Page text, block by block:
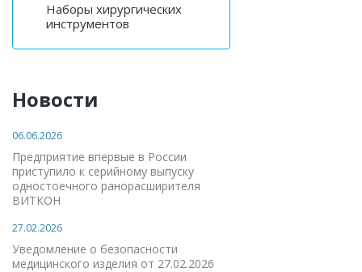
Наборы хирургических
инструментов
Новости
06.06.2026
Предприятие впервые в России
приступило к серийному выпуску
одностоечного ранорасширителя
ВИТКОН
27.02.2026
Уведомление о безопасности
медицинского изделия от 27.02.2026